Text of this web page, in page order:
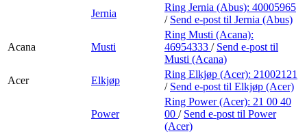
Jernia
Ring Jernia (Abus): 40005965
/ Send e-post til Jernia (Abus)
Acana Musti
Ring Musti (Acana):
46954333 / Send e-post til
Musti (Acana)
Acer
Elkjøp
Ring Elkjøp (Acer): 21002121
/ Send e-post til Elkjøp (Acer)
Power
Ring Power (Acer): 21 00 40
00 / Send e-post til Power
(Acer)